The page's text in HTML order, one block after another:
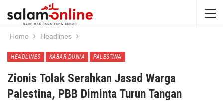
Home Headlines
HEADLINES KABAR DUNIA PALESTINA
Zionis Tolak Serahkan Jasad Warga
Palestina, PBB Diminta Turun Tangan